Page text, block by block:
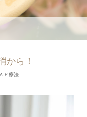
から！
Ｐ療法